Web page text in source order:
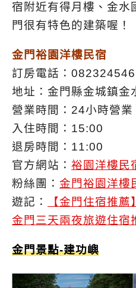
宿附近有得月樓、金水
門很有特色的建築喔！
金門裕園洋樓民宿
訂房電話：082324546
地址：金門縣金城鎮金
營業時間：24小時營業
入住時間：15:00
退房時間：11:00
官方網站： 裕園洋樓民
粉絲團： 金門裕園洋樓
遊記：
【金門住宿推薦
金門三天兩夜旅遊住宿
金門景點-建功嶼